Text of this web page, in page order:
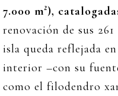
7.000 m²),
renovación de sus
isla queda reflejada
interior –con su
como el filodendro